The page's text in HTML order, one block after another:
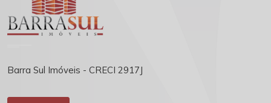
Barra Sul Imóveis - CRECI 2917J